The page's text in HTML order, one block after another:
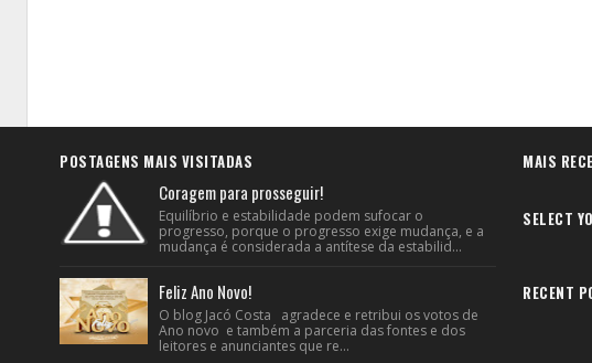
POSTAGENS MAIS VISITADAS
Coragem para prosseguir!
Equilíbrio e estabilidade podem sufocar o
progresso, porque o progresso exige mudança, e a
mudança é considerada a antítese da estabilid...
Feliz Ano Novo!
O blog Jacó Costa agradece e retribui os votos de
Ano novo e também a parceria das fontes e dos
leitores e anunciantes que re...
MAIS
SELECT
RECENT